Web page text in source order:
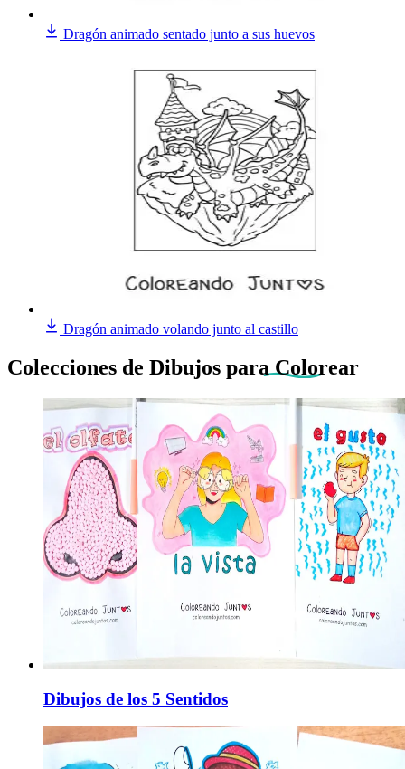
Dragón animado sentado junto a sus huevos
Dragón animado volando junto al castillo
Colecciones de Dibujos para Colorear
Dibujos de los 5 Sentidos